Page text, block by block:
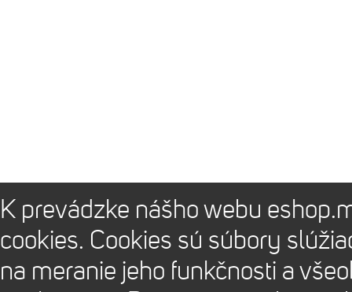
K prevádzke nášho webu
cookies. Cookies sú súbory
na meranie jeho funkčnosti a